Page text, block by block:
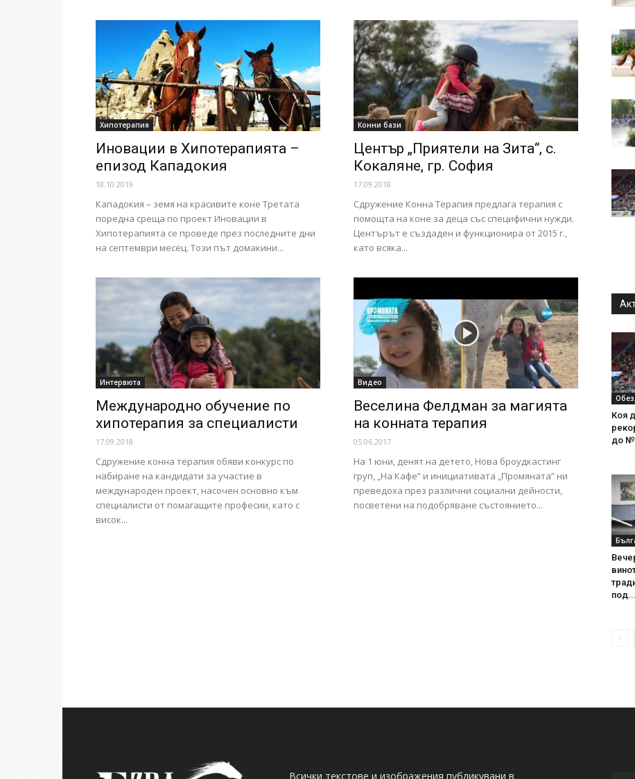
Хипотерапия
Иновации в Хипотерапията –
епизод Кападокия
18.10.2019
Кападокия – земя на красивите коне Третата
поредна среща по проект Иновации в
Хипотерапията се проведе през последните дни
на септември месец. Този път домакини...
Конни бази
Център „Приятели на Зита“, с.
Кокаляне, гр. София
17.09.2018
Сдружение Конна Терапия предлага терапия с
помощта на коне за деца със специфични нужди.
Центърът е създаден и функционира от 2015 г.,
като всяка...
Интервюта
Международно обучение по
хипотерапия за специалисти
17.09.2018
Сдружение конна терапия обяви конкурс по
набиране на кандидати за участие в
международен проект, насочен основно към
специалисти от помагащите професии, като с
висок...
Видео
Веселина Фелдман за магията
на конната терапия
05.06.2017
На 1 юни, денят на детето, Нова броудкастинг
груп, „На Кафе” и инициативата „Промяната” ни
преведоха през различни социални дейности,
посветени на подобряване състоянието...
Коя
до
под...
Всички текстове и изображения публикувани в